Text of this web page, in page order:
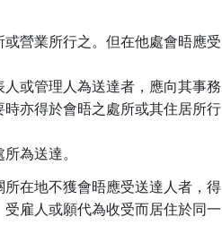
營業所行之。但在他處會晤應受
或管理人為送達者，應向其事務
亦得於會晤之處所或其住居所行
為送達。
在地不獲會晤應受送達人者，得
雇人或願代為收受而居住於同一